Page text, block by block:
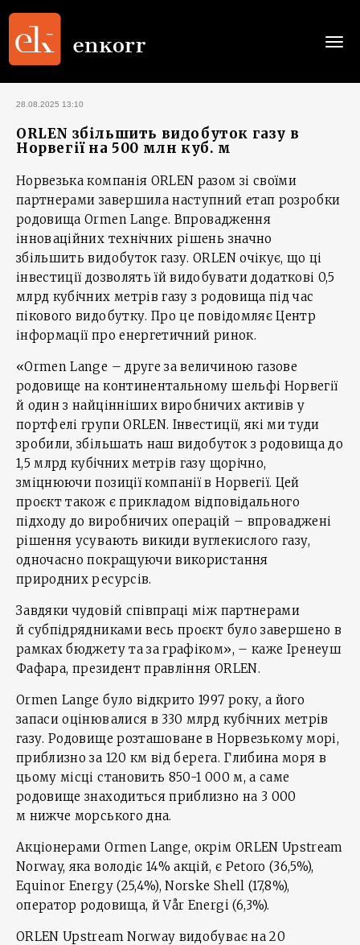
28.08.2025 13:10
ORLEN збільшить видобуток газу в
Норвегії на 500 млн куб. м
Норвезька компанія ORLEN разом зі своїми
партнерами завершила наступний етап розробки
родовища Ormen Lange. Впровадження
інноваційних технічних рішень значно
збільшить видобуток газу. ORLEN очікує, що ці
інвестиції дозволять їй видобувати додаткові 0,5
млрд кубічних метрів газу з родовища під час
пікового видобутку. Про це повідомляє Центр
інформації про енергетичний ринок.
«Ormen Lange – друге за величиною газове
родовище на континентальному шельфі Норвегії
й один з найцінніших виробничих активів у
портфелі групи ORLEN. Інвестиції, які ми туди
зробили, збільшать наш видобуток з родовища до
1,5 млрд кубічних метрів газу щорічно,
зміцнюючи позиції компанії в Норвегії. Цей
проєкт також є прикладом відповідального
підходу до виробничих операцій – впроваджені
рішення усувають викиди вуглекислого газу,
одночасно покращуючи використання
природних ресурсів.
Завдяки чудовій співпраці між партнерами
й субпідрядниками весь проєкт було завершено в
рамках бюджету та за графіком», – каже Іренеуш
Фафара, президент правління ORLEN.
Ormen Lange було відкрито 1997 року, а його
запаси оцінювалися в 330 млрд кубічних метрів
газу. Родовище розташоване в Норвезькому морі,
приблизно за 120 км від берега. Глибина моря в
цьому місці становить 850-1 000 м, а саме
родовище знаходиться приблизно на 3 000
м нижче морського дна.
Акціонерами Ormen Lange, окрім ORLEN Upstream
Norway, яка володіє 14% акцій, є Petoro (36,5%),
Equinor Energy (25,4%), Norske Shell (17,8%),
оператор родовища, й Vår Energi (6,3%).
ORLEN Upstream Norway видобуває на 20